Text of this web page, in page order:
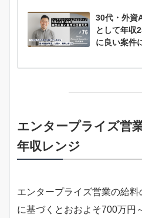
30代・外資
として年収
に良い案件
エンタープライズ営
年収レンジ
エンタープライズ営業の給
に基づくとおおよそ700万円